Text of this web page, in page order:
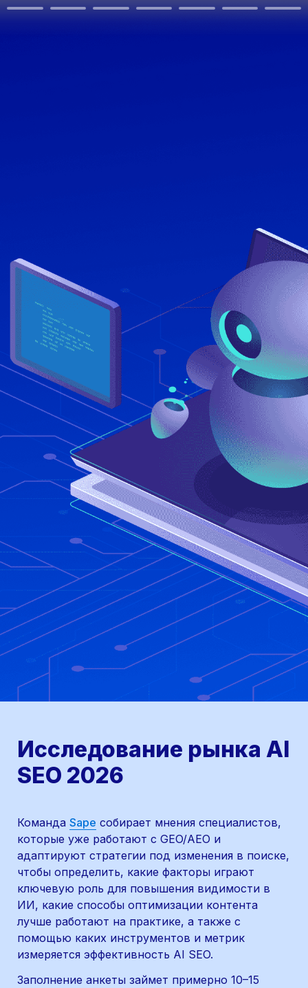
Исследование рынка AI
SEO 2026
Команда Sape собирает мнения специалистов,
которые уже работают с GEO/AEO и
адаптируют стратегии под изменения в поиске,
чтобы определить, какие факторы играют
ключевую роль для повышения видимости в
ИИ, какие способы оптимизации контента
лучше работают на практике, а также с
помощью каких инструментов и метрик
измеряется эффективность AI SEO.
Заполнение анкеты займет примерно 10–15